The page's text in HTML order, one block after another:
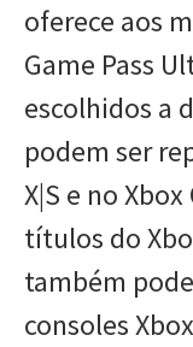
oferece aos
Game Pass
escolhidos a
podem ser
X|S e no
títulos do
também
consoles